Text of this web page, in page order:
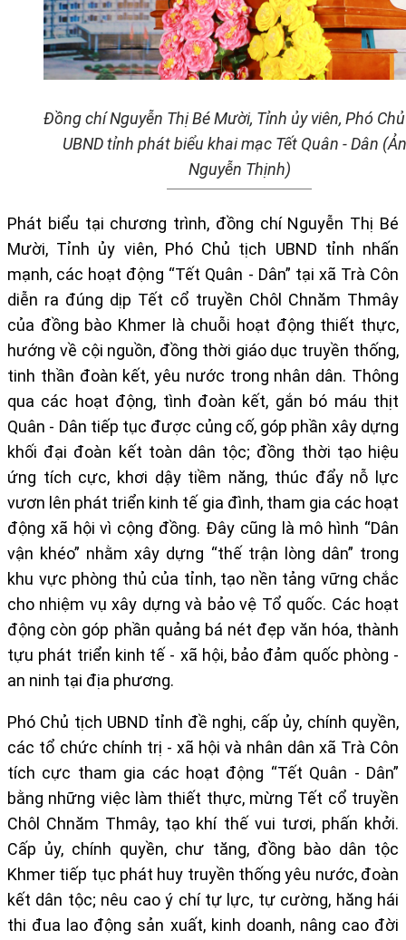
Đồng chí Nguyễn Thị Bé Mười, Tỉnh ủy viên, Phó
UBND tỉnh phát biểu khai mạc Tết Quân - Dân
Nguyễn Thịnh)
Phát biểu tại chương trình, đồng chí Nguyễn Thị Bé
Mười, Tỉnh ủy viên, Phó Chủ tịch UBND tỉnh nhấn
mạnh, các hoạt động “Tết Quân - Dân” tại xã Trà Côn
diễn ra đúng dịp Tết cổ truyền Chôl Chnăm Thmây
của đồng bào Khmer là chuỗi hoạt động thiết thực,
hướng về cội nguồn, đồng thời giáo dục truyền thống,
tinh thần đoàn kết, yêu nước trong nhân dân. Thông
qua các hoạt động, tình đoàn kết, gắn bó máu thịt
Quân - Dân tiếp tục được củng cố, góp phần xây dựng
khối đại đoàn kết toàn dân tộc; đồng thời tạo hiệu
ứng tích cực, khơi dậy tiềm năng, thúc đẩy nỗ lực
vươn lên phát triển kinh tế gia đình, tham gia các hoạt
động xã hội vì cộng đồng. Đây cũng là mô hình “Dân
vận khéo” nhằm xây dựng “thế trận lòng dân” trong
khu vực phòng thủ của tỉnh, tạo nền tảng vững chắc
cho nhiệm vụ xây dựng và bảo vệ Tổ quốc. Các hoạt
động còn góp phần quảng bá nét đẹp văn hóa, thành
tựu phát triển kinh tế - xã hội, bảo đảm quốc phòng -
an ninh tại địa phương.
Phó Chủ tịch UBND tỉnh đề nghị, cấp ủy, chính quyền,
các tổ chức chính trị - xã hội và nhân dân xã Trà Côn
tích cực tham gia các hoạt động “Tết Quân - Dân”
bằng những việc làm thiết thực, mừng Tết cổ truyền
Chôl Chnăm Thmây, tạo khí thế vui tươi, phấn khởi.
Cấp ủy, chính quyền, chư tăng, đồng bào dân tộc
Khmer tiếp tục phát huy truyền thống yêu nước, đoàn
kết dân tộc; nêu cao ý chí tự lực, tự cường, hăng hái
thi đua lao động sản xuất, kinh doanh, nâng cao đời